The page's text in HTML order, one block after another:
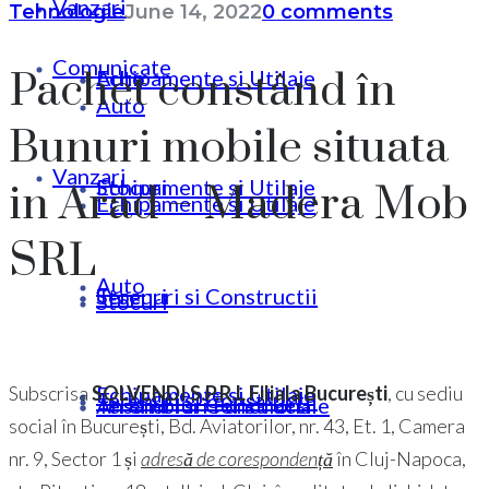
Echipamente si Utilaje
Stocuri
Terenuri si Constructii
Ansambluri Functionale
Auto
Echipamente si Utilaje
Stocuri
Terenuri si Constructii
Vanzari
Auto
Echipamente si Utilaje
Stocuri
Terenuri si Constructii
Comunicate
Vanzari
Auto
Echipamente si Utilaje
TehnologieJune 14, 20220 comments
Pachet constând în
Bunuri mobile situata
in Arad – Madera Mob
SRL
SubscrisaSOLVENDI S.P.R.L Filiala București, cu sediu
social în București, Bd. Aviatorilor, nr. 43, Et. 1, Camera
nr. 9, Sector 1 și adresă de corespondențăîn Cluj-Napoca,